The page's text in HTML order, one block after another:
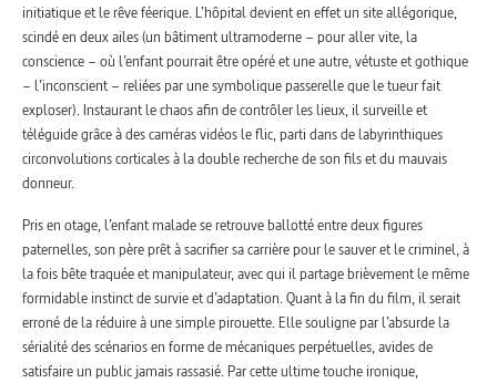
initiatique et le rêve féerique. L’hôpital devient en effet un site allégorique,
scindé en deux ailes (un bâtiment ultramoderne – pour aller vite, la
conscience – où l’enfant pourrait être opéré et une autre, vétuste et gothique
– l’inconscient – reliées par une symbolique passerelle que le tueur fait
exploser). Instaurant le chaos afin de contrôler les lieux, il surveille et
téléguide grâce à des caméras vidéos le flic, parti dans de labyrinthiques
circonvolutions corticales à la double recherche de son fils et du mauvais
donneur.
Pris en otage, l’enfant malade se retrouve ballotté entre deux figures
paternelles, son père prêt à sacrifier sa carrière pour le sauver et le criminel, à
la fois bête traquée et manipulateur, avec qui il partage brièvement le même
formidable instinct de survie et d’adaptation. Quant à la fin du film, il serait
erroné de la réduire à une simple pirouette. Elle souligne par l’absurde la
sérialité des scénarios en forme de mécaniques perpétuelles, avides de
satisfaire un public jamais rassasié. Par cette ultime touche ironique,